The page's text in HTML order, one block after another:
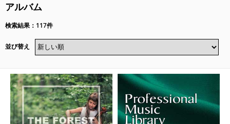
アルバム
検索結果：117件
並び替え